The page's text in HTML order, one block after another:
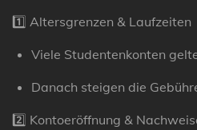
1️⃣ Altersgrenzen & Laufzeiten
Viele Studentenkonten
Danach steigen die
2️⃣ Kontoeröffnung &